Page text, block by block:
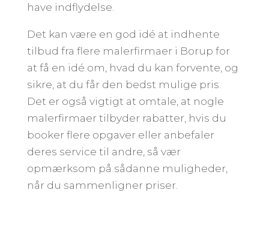
have indflydelse.
Det kan være en god idé at indhente
tilbud fra flere malerfirmaer i Borup for
at få en idé om, hvad du kan forvente, og
sikre, at du får den bedst mulige pris.
Det er også vigtigt at omtale, at nogle
malerfirmaer tilbyder rabatter, hvis du
booker flere opgaver eller anbefaler
deres service til andre, så vær
opmærksom på sådanne muligheder,
når du sammenligner priser.